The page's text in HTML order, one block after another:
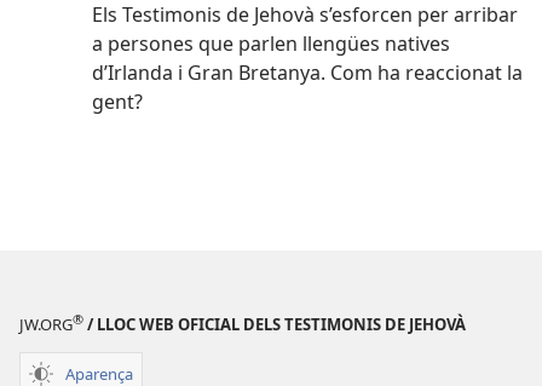
Els Testimonis de Jehovà s’esforcen per arribar
a persones que parlen llengües natives
d’Irlanda i Gran Bretanya. Com ha reaccionat la
gent?
JW.ORG® / LLOC WEB OFICIAL DELS TESTIMONIS DE JEHOVÀ
Aparença